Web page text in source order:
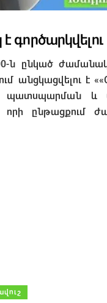
գործարկվելու
ն ընկած
անցկացվելու է
պատսպարման և
ընթացքում